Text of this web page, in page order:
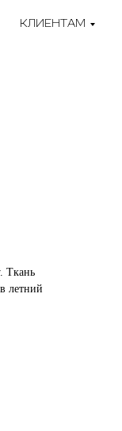
КЛИЕНТАМ
Ткань
летний